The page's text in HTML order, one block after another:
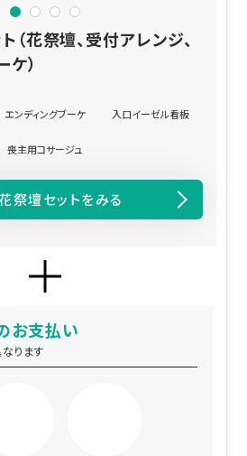
（花祭壇、受付アレンジ、
）
エンディングブーケ 入口イーゼル看板
喪主用コサージュ
祭壇セットをみる
お支払い
ります